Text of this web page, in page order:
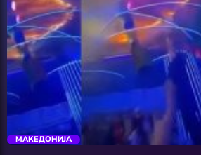
Software
Wellness
АвтоКлуб
Балкан
trending_flat
МАКЕДОНИЈА